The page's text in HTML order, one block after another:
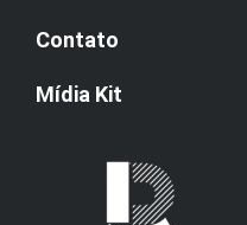
Contato
Mídia Kit